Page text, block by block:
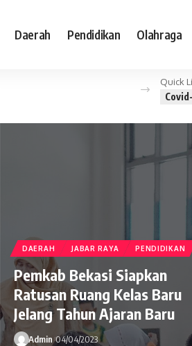
Daerah Pendidikan Olahraga
Quick
DAERAH JABAR RAYA PENDIDIKAN
Pemkab Bekasi Siapkan
Ratusan Ruang Kelas Baru
Jelang Tahun Ajaran Baru
Admin 04/04/2023